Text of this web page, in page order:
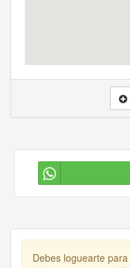
Debes loguearte